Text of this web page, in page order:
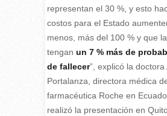
representan el 30 %, y esto
costos para el Estado
menos, más del 100 % y que
tengan un 7 % más de
de fallecer”, explicó la doctora
Portalanza, directora médica
farmacéutica Roche en
realizó la presentación en